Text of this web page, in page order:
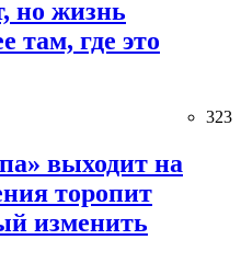
но жизнь
там, где это
323
выходит на
торопит
изменить